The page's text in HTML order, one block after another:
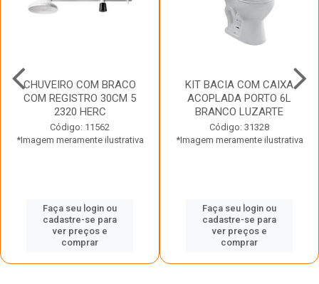
CHUVEIRO COM BRACO
COM REGISTRO 30CM 5
2320 HERC
Código: 11562
*Imagem meramente ilustrativa
Faça seu login ou
cadastre-se para
ver preços e
comprar
KIT BACIA COM CAIXA
ACOPLADA PORTO 6L
BRANCO LUZARTE
Código: 31328
*Imagem meramente ilustrativa
Faça seu login ou
cadastre-se para
ver preços e
comprar